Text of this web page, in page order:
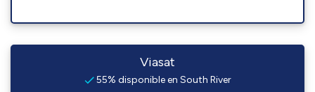
Viasat
55% disponible en South River